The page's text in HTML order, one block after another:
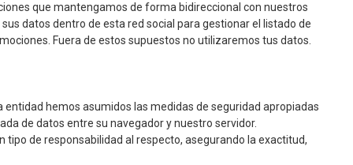
que mantengamos de forma bidireccional con nuestros
datos dentro de esta red social para gestionar el listado de
Fuera de estos supuestos no utilizaremos tus datos.
hemos asumidos las medidas de seguridad apropiadas
de datos entre su navegador y nuestro servidor.
tipo de responsabilidad al respecto, asegurando la exactitud,